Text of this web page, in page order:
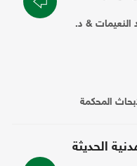
النعيمات & د.
المحكمة
الحديثة